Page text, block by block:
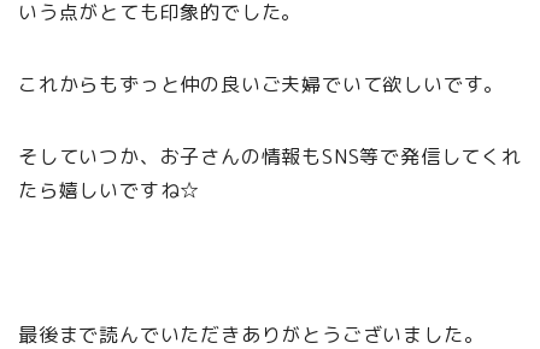
いう点がとても印象的でした。
これからもずっと仲の良いご夫婦でいて欲しいです。
そしていつか、お子さんの情報もSNS等で発信してくれ
たら嬉しいですね☆
最後まで読んでいただきありがとうございました。